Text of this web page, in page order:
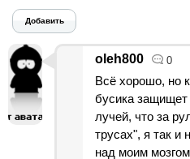
Добавить
oleh800 0
Всё хорошо, но
бусика
лучей, что за
трусах", я так и
над моим